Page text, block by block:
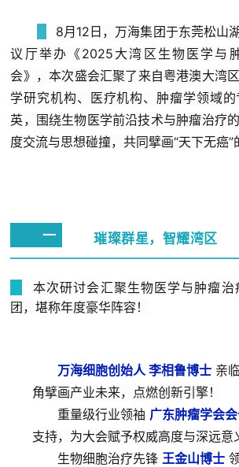
8月12日，万海集团于东莞松山
议厅举办《2025大湾区生物医学与
会》 ，本次盛会汇聚了来自粤港澳大湾
学研究机构、 医疗机构、肿瘤学领域
英，围绕生物医学前沿技术与肿瘤治疗
度交流与思想碰撞，共同擘画“天下无癌”
一 璀璨群星，智耀湾区
本次研讨会汇聚生物医学与肿瘤
团，堪称年度豪华阵容！
万海细胞创始人 李相鲁博士 亲
角擘画产业未来，点燃创新引擎！
重量级行业领袖 广东肿瘤学会
支持，为大会赋予权威高度与深远意
生物细胞治疗先锋 王金山博士